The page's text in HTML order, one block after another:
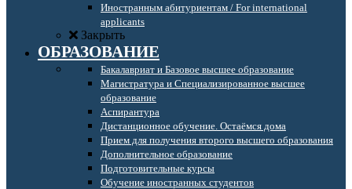
Иностранным абитуриентам / For international
applicants
Закрыть
ОБРАЗОВАНИЕ
Бакалавриат и Базовое высшее образование
Магистратура и Специализированное высшее
образование
Аспирантура
Дистанционное обучение. Остаёмся дома
Прием для получения второго высшего образования
Дополнительное образование
Подготовительные курсы
Обучение иностранных студентов